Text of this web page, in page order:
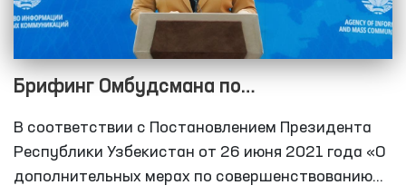
Брифинг Омбудсмана по
мониторинговым визитам в 2021 году в
рамках Национального превентивного
механизма по предупреждению пыток
В соответствии с Постановлением Президента
Республики Узбекистан от 26 июня 2021 года «О
дополнительных мерах по совершенствованию